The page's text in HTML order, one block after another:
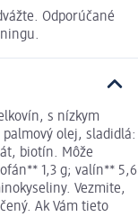
Odporúčané
s nízkym
olej, sladidlá:
biotín. Môže
1,3 g; valín** 5,6
Vezmite,
Ak Vám tieto